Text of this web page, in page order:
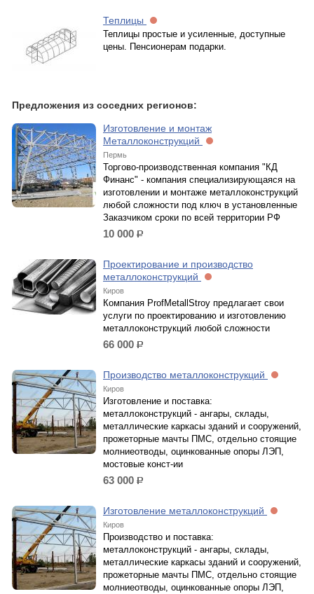
Теплицы
Теплицы простые и усиленные, доступные
цены. Пенсионерам подарки.
Предложения из соседних регионов:
Изготовление и монтаж
Металлоконструкций
Пермь
Торгово-производственная компания "КД
Финанс" - компания специализирующаяся на
изготовлении и монтаже металлоконструкций
любой сложности под ключ в установленные
Заказчиком сроки по всей территории РФ
10 000 р.
Проектирование и производство
металлоконструкций
Киров
Компания ProfMetallStroy предлагает свои
услуги по проектированию и изготовлению
металлоконструкций любой сложности
66 000 р.
Производство металлоконструкций
Киров
Изготовление и поставка:
металлоконструкций - ангары, склады,
металлические каркасы зданий и сооружений,
прожеторные мачты ПМС, отдельно стоящие
молниеотводы, оцинкованные опоры ЛЭП,
мостовые конст-ии
63 000 р.
Изготовление металлоконструкций
Киров
Производство и поставка:
металлоконструкций - ангары, склады,
металлические каркасы зданий и сооружений,
прожеторные мачты ПМС, отдельно стоящие
молниеотводы, оцинкованные опоры ЛЭП,